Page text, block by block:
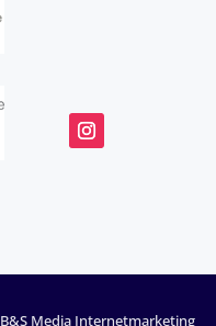
B&S Media Internetmarketing